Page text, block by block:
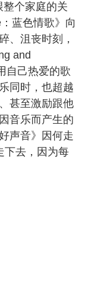
个家庭的关
蓝色情歌》向
、沮丧时刻，
and
自己热爱的歌
同时，也超越
甚至激励跟他
音乐而产生的
声音》因何走
下去，因为每